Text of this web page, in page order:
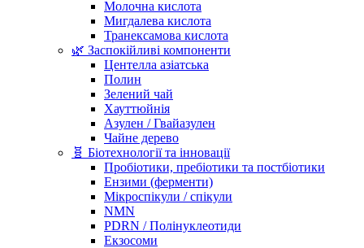
Молочна кислота
Мигдалева кислота
Транексамова кислота
🌿 Заспокійливі компоненти
Центелла азіатська
Полин
Зелений чай
Хауттюйнія
Азулен / Гвайазулен
Чайне дерево
🧬 Біотехнології та інновації
Пробіотики, пребіотики та постбіотики
Ензими (ферменти)
Мікроспікули / спікули
NMN
PDRN / Полінуклеотиди
Екзосоми